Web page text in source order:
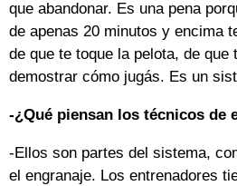
que abandonar. Es una pena
de apenas 20 minutos y encima
de que te toque la pelota, de que
demostrar cómo jugás. Es un
-¿Qué piensan los técnicos de
-Ellos son partes del sistema,
el engranaje. Los entrenadores